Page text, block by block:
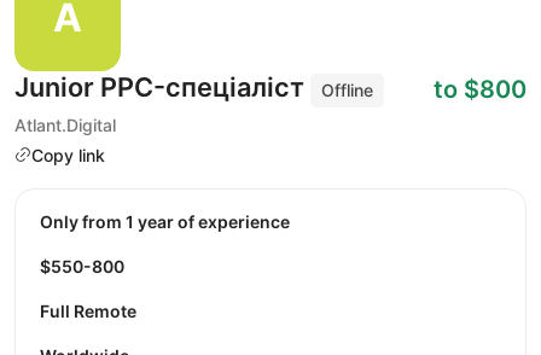
Junior PPC-спеціаліст
Offline
Atlant.Digital
Copy link
to $800
Only from 1 year of experience
$550-800
Full Remote